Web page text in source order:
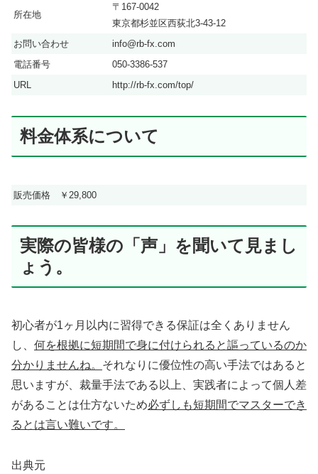
所在地
〒167-0042
東京都杉並区西荻北3-43-12
お問い合わせ
info@rb-fx.com
電話番号
050-3386-537
URL
http://rb-fx.com/top/
料金体系について
販売価格 ￥29,800
実際の皆様の「声」を聞いて見まし
ょう。
初心者が1ヶ月以内に習得できる保証は全くありません
し、 何を根拠に短期間で身に付けられると謳っているのか
分かりませんね。 それなりに優位性の高い手法ではあると
思いますが、裁量手法である以上、実践者によって個人差
があることは仕方ないため必ずしも短期間でマスターでき
るとは言い難いです。
出典元